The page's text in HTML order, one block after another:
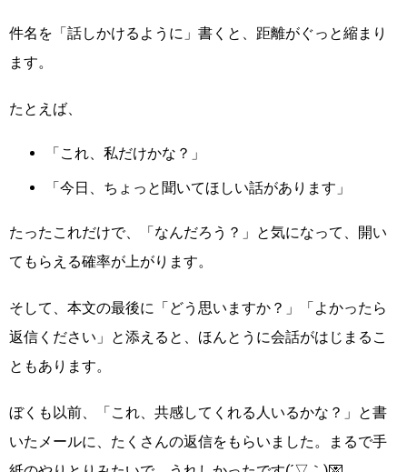
件名を「話しかけるように」書くと、距離がぐっと縮まり
ます。
たとえば、
「これ、私だけかな？」
「今日、ちょっと聞いてほしい話があります」
たったこれだけで、「なんだろう？」と気になって、開い
てもらえる確率が上がります。
そして、本文の最後に「どう思いますか？」「よかったら
返信ください」と添えると、ほんとうに会話がはじまるこ
ともあります。
ぼくも以前、「これ、共感してくれる人いるかな？」と書
いたメールに、たくさんの返信をもらいました。まるで手